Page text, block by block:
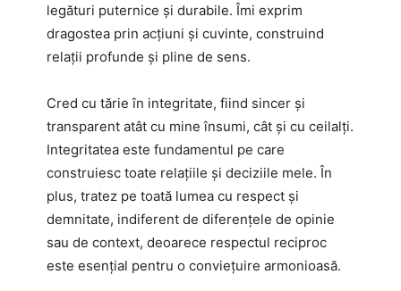
legături puternice și durabile. Îmi exprim
dragostea prin acțiuni și cuvinte, construind
relații profunde și pline de sens.
Cred cu tărie în integritate, fiind sincer și
transparent atât cu mine însumi, cât și cu ceilalți.
Integritatea este fundamentul pe care
construiesc toate relațiile și deciziile mele. În
plus, tratez pe toată lumea cu respect și
demnitate, indiferent de diferențele de opinie
sau de context, deoarece respectul reciproc
este esențial pentru o conviețuire armonioasă.